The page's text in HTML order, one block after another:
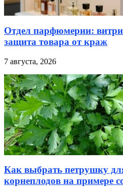
Отдел парфюмерии:
защита товара от краж
7 августа, 2026
Как выбрать петрушку
корнеплодов на примере